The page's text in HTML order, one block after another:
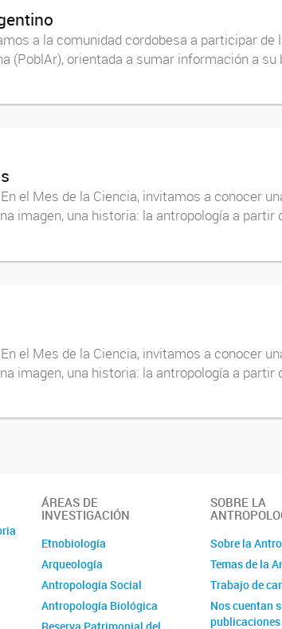
a la comunidad cordobesa a participar
(PoblAr), orientada a sumar información a
el Mes de la Ciencia, invitamos a conocer
imagen, una historia: la antropología a partir
el Mes de la Ciencia, invitamos a conocer
imagen, una historia: la antropología a partir
ÁREAS DE
INVESTIGACIÓN
Etnobiología
Arqueología
Antropología Social
Antropología Biológica
Reserva Patrimonial del
SOBRE LA
Sobre la
Temas de la
Trabajo de
Nos cuentan
publicaciones